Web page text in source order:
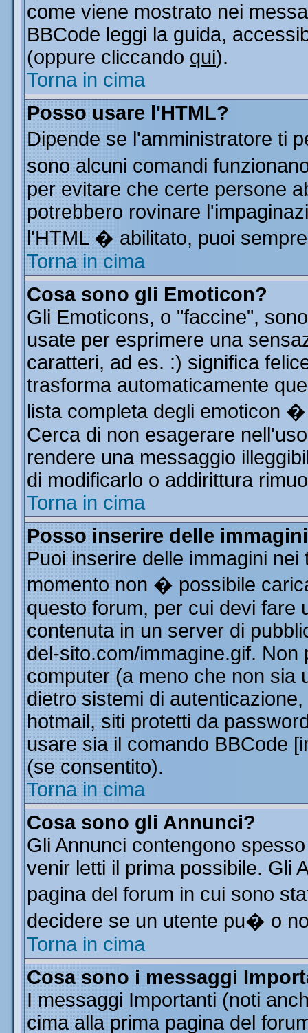
come viene mostrato nei
BBCode leggi la guida,
(oppure cliccando qui).
Torna in cima
Posso usare l'HTML?
Dipende se l'amministratore ti
sono alcuni comandi
per evitare che certe persone
potrebbero rovinare
l'HTML � abilitato, puoi
Torna in cima
Cosa sono gli Emoticon?
Gli Emoticons, o "faccine",
usate per esprimere una
caratteri, ad es. :) significa
trasforma automaticamente
lista completa degli emoticon
Cerca di non esagerare
rendere una messaggio
di modificarlo o addirittura
Torna in cima
Posso inserire delle
Puoi inserire delle immagini
momento non � possibile
questo forum, per cui devi fare
contenuta in un server di
del-sito.com/immagine.gif.
computer (a meno che non sia
dietro sistemi di
hotmail, siti protetti da
usare sia il comando BBCode
(se consentito).
Torna in cima
Cosa sono gli Annunci?
Gli Annunci contengono
venir letti il prima possibile. Gli
pagina del forum in cui sono
decidere se un utente pu� o
Torna in cima
Cosa sono i messaggi
I messaggi Importanti (noti
cima alla prima pagina del